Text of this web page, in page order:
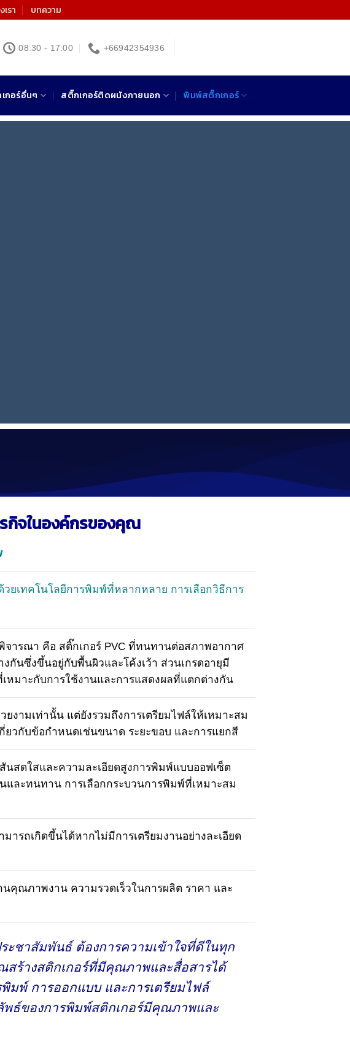
รา บทความ
08:30 - 17:00 +66942354936
กอร์อื่นๆ สติ๊กเกอร์ติดผนังภายนอก พิมพ์สติ๊กเกอร์
กิจในองค์กรของคุณ
ยเทคโนโลยีการพิมพ์ที่หลากหลาย การเลือกวิธีการ
จารณา คือ สติ๊กเกอร์ PVC ที่ทนทานต่อสภาพอากาศ
กันซึ่งขึ้นอยู่กับพื้นผิวและโค้งเว้า ส่วนเกรดอายุมี
หมาะกับการใช้งานและการแสดงผลที่แตกต่างกัน
งามเท่านั้น แต่ยังรวมถึงการเตรียมไฟล์ให้เหมาะสม
ยวกับข้อกำหนดเช่นขนาด ระยะขอบ และการแยกสี
สดใสและความละเอียดสูงการพิมพ์แบบออฟเซ็ต
ละทนทาน การเลือกกระบวนการพิมพ์ที่เหมาะสม
ารถเกิดขึ้นได้หากไม่มีการเตรียมงานอย่างละเอียด
คุณภาพงาน ความรวดเร็วในการผลิต ราคา และ
าสัมพันธ์ ต้องการความเข้าใจที่ดีในทุก
สร้างสติกเกอร์ที่มีคุณภาพและสื่อสารได้
มพ์ การออกแบบ และการเตรียมไฟล์
พธ์ของการพิมพ์สติกเกอร์มีคุณภาพและ